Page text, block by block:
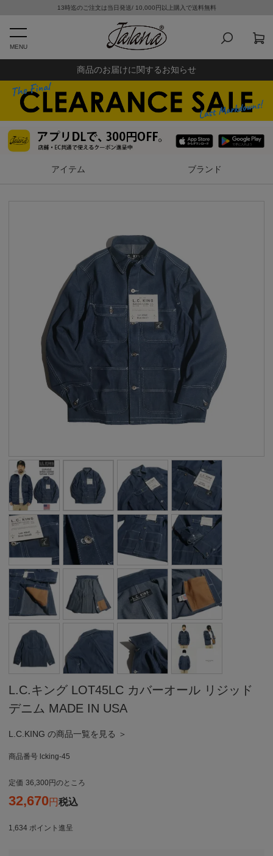
13時迄のご注文は当日発送/ 10,000円以上購入で送料無料
MENU
商品のお届けに関するお知らせ
アイテム ブランド
L.C.キング LOT45LC カバーオール リジッド
デニム MADE IN USA
L.C.KING の商品一覧を見る ＞
商品番号 lcking-45
定価 36,300 のところ
32,670 税込
1,634 ポイント進呈